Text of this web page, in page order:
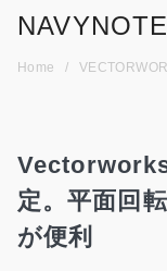
NAVYNOTE
Home
定。平面回
が便利